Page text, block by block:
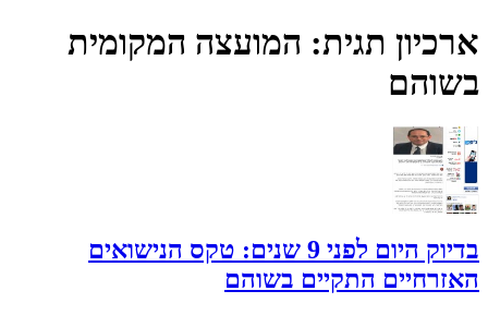
ארכיון תגית: המועצה המקומית
בשוהם
בדיוק היום לפני 9 שנים: טקס הנישואים
האזרחיים התקיים בשוהם